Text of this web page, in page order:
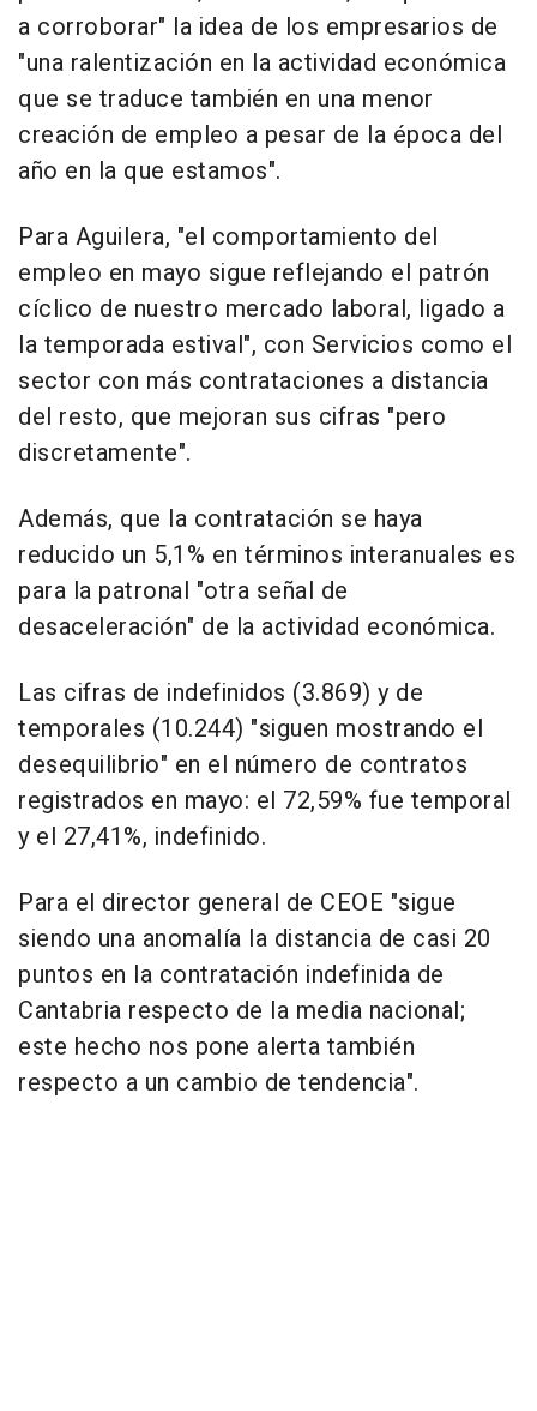
a corroborar" la idea de los empresarios de
"una ralentización en la actividad económica
que se traduce también en una menor
creación de empleo a pesar de la época del
año en la que estamos".
Para Aguilera, "el comportamiento del
empleo en mayo sigue reflejando el patrón
cíclico de nuestro mercado laboral, ligado a
la temporada estival", con Servicios como el
sector con más contrataciones a distancia
del resto, que mejoran sus cifras "pero
discretamente".
Además, que la contratación se haya
reducido un 5,1% en términos interanuales es
para la patronal "otra señal de
desaceleración" de la actividad económica.
Las cifras de indefinidos (3.869) y de
temporales (10.244) "siguen mostrando el
desequilibrio" en el número de contratos
registrados en mayo: el 72,59% fue temporal
y el 27,41%, indefinido.
Para el director general de CEOE "sigue
siendo una anomalía la distancia de casi 20
puntos en la contratación indefinida de
Cantabria respecto de la media nacional;
este hecho nos pone alerta también
respecto a un cambio de tendencia".